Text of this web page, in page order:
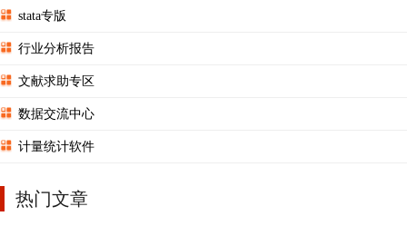
stata专版
行业分析报告
文献求助专区
数据交流中心
计量统计软件
热门文章